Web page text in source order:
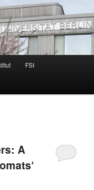
FSI
A